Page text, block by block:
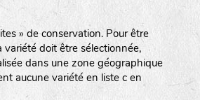
» de conservation. Pour être
variété doit être sélectionnée,
dans une zone géographique
aucune variété en liste c en